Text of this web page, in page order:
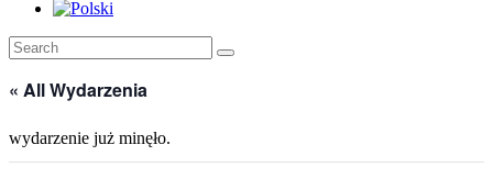
« All Wydarzenia
wydarzenie już minęło.